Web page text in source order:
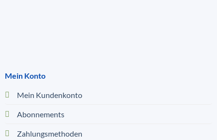
Mein Konto
Mein Kundenkonto
Abonnements
Zahlungsmethoden